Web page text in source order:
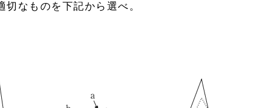
切なものを下記から選べ。